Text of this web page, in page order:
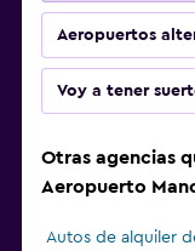
Aeropuertos
Voy a tener
Otras agencias
Aeropuerto
Autos de alquiler